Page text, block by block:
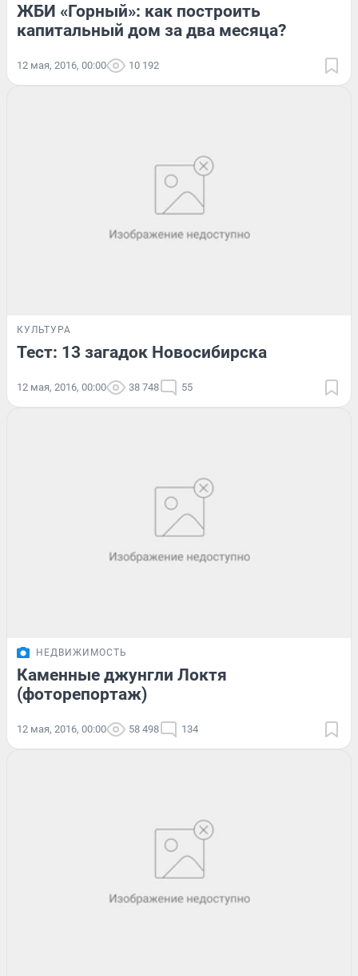
ЖБИ «Горный»: как построить
капитальный дом за два месяца?
12 мая, 2016, 00:00 10 192
КУЛЬТУРА
Тест: 13 загадок Новосибирска
12 мая, 2016, 00:00 38 748 55
НЕДВИЖИМОСТЬ
Каменные джунгли Локтя
(фоторепортаж)
12 мая, 2016, 00:00 58 498 134